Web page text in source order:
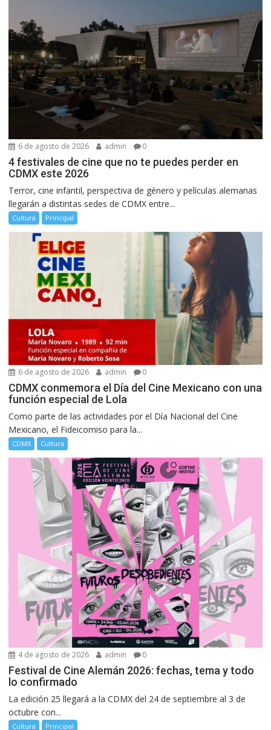
6 de agosto de 2026 admin 0
4 festivales de cine que no te puedes perder en
CDMX este 2026
Terror, cine infantil, perspectiva de género y películas alemanas
llegarán a distintas sedes de CDMX entre...
Cultura Principal
6 de agosto de 2026 admin 0
CDMX conmemora el Día del Cine Mexicano con una
función especial de Lola
Como parte de las actividades por el Día Nacional del Cine
Mexicano, el Fideicomiso para la...
CDMX Cultura
4 de agosto de 2026 admin 0
Festival de Cine Alemán 2026: fechas, tema y todo
lo confirmado
La edición 25 llegará a la CDMX del 24 de septiembre al 3 de
octubre con...
Cultura Principal